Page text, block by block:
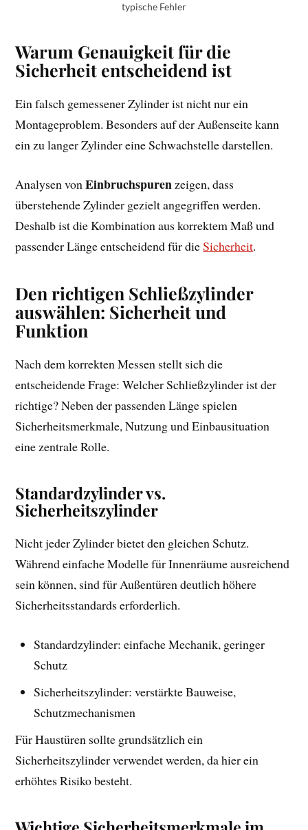
typische Fehler
Warum Genauigkeit für die
Sicherheit entscheidend ist
Ein falsch gemessener Zylinder ist nicht nur ein
Montageproblem. Besonders auf der Außenseite kann
ein zu langer Zylinder eine Schwachstelle darstellen.
Analysen vonEinbruchspurenzeigen, dass
überstehende Zylinder gezielt angegriffen werden.
Deshalb ist die Kombination aus korrektem Maß und
passender Länge entscheidend für dieSicherheit.
Den richtigen Schließzylinder
auswählen: Sicherheit und
Funktion
Nach dem korrekten Messen stellt sich die
entscheidende Frage: Welcher Schließzylinder ist der
richtige? Neben der passenden Länge spielen
Sicherheitsmerkmale, Nutzung und Einbausituation
eine zentrale Rolle.
Standardzylinder vs.
Sicherheitszylinder
Nicht jeder Zylinder bietet den gleichen Schutz.
Während einfache Modelle für Innenräume ausreichend
sein können, sind für Außentüren deutlich höhere
Sicherheitsstandards erforderlich.
Standardzylinder: einfache Mechanik, geringer
Schutz
Sicherheitszylinder: verstärkte Bauweise,
Schutzmechanismen
Für Haustüren sollte grundsätzlich ein
Sicherheitszylinder verwendet werden, da hier ein
erhöhtes Risiko besteht.